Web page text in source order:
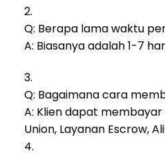
2.
Q: Berapa lama waktu
A: Biasanya adalah 1-7
3.
Q: Bagaimana cara
A: Klien dapat
Union, Layanan Escrow,
4.